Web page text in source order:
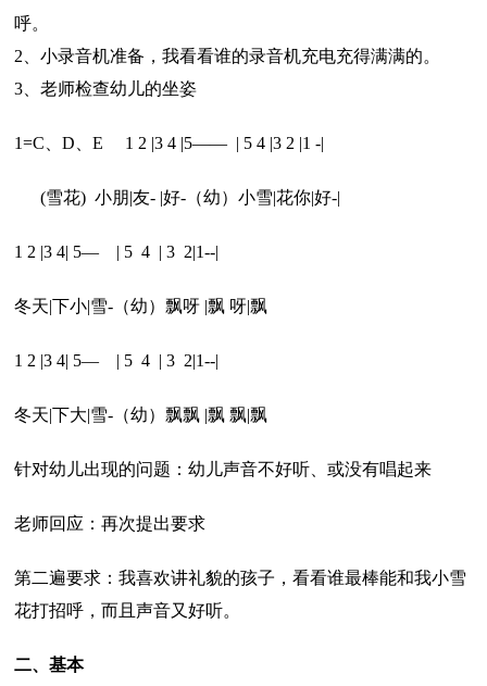
呼。
2、小录音机准备，我看看谁的录音机充电充得满满的。
3、老师检查幼儿的坐姿
1=C、D、E 1 2 |3 4 |5—— | 5 4 |3 2 |1 -|
(雪花) 小朋|友- |好-（幼）小雪|花你|好-|
1 2 |3 4| 5— | 5 4 | 3 2|1--|
冬天|下小|雪-（幼）飘呀 |飘 呀|飘
1 2 |3 4| 5— | 5 4 | 3 2|1--|
冬天|下大|雪-（幼）飘飘 |飘 飘|飘
针对幼儿出现的问题：幼儿声音不好听、或没有唱起来
老师回应：再次提出要求
第二遍要求：我喜欢讲礼貌的孩子，看看谁最棒能和我小雪
花打招呼，而且声音又好听。
二、基本